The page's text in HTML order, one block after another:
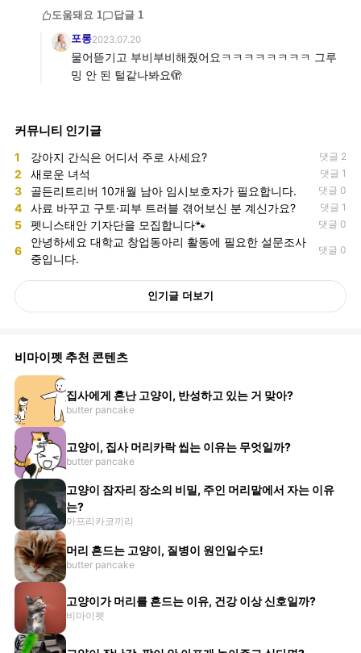
도움돼요 1 답글 1
포롱2023.07.20
물어뜯기고 부비부비해줬어요ㅋㅋㅋㅋㅋㅋㅋㅋ 그루
밍 안 된 털같나봐요🫣
커뮤니티 인기글
1 강아지 간식은 어디서 주로 사세요? 댓글 2
2 새로운 녀석 댓글 1
3 골든리트리버 10개월 남아 임시보호자가 필요합니다. 댓글 0
4 사료 바꾸고 구토·피부 트러블 겪어보신 분 계신가요? 댓글 1
5 펫니스태안 기자단을 모집합니다🐾 댓글 0
6
안녕하세요 대학교 창업동아리 활동에 필요한 설문조사
중입니다.
댓글 0
인기글 더보기
비마이펫 추천 콘텐츠
집사에게 혼난 고양이, 반성하고 있는 거 맞아?
butter pancake
고양이, 집사 머리카락 씹는 이유는 무엇일까?
butter pancake
고양이 잠자리 장소의 비밀, 주인 머리맡에서 자는 이유
는?
아프리카코끼리
머리 흔드는 고양이, 질병이 원인일수도!
butter pancake
고양이가 머리를 흔드는 이유, 건강 이상 신호일까?
비마이펫